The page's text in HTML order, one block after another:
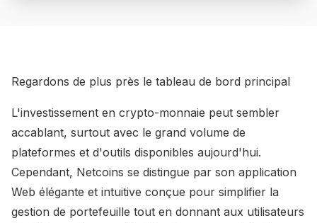
Regardons de plus près le tableau de bord principal
L'investissement en crypto-monnaie peut sembler
accablant, surtout avec le grand volume de
plateformes et d'outils disponibles aujourd'hui.
Cependant, Netcoins se distingue par son application
Web élégante et intuitive conçue pour simplifier la
gestion de portefeuille tout en donnant aux utilisateurs